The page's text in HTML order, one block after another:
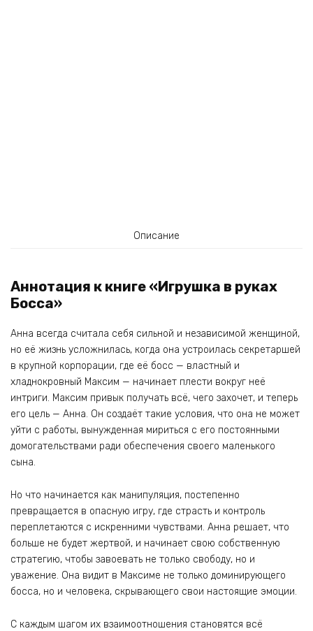
Описание
Аннотация к книге «Игрушка в руках
Босса»
Анна всегда считала себя сильной и независимой женщиной,
но её жизнь усложнилась, когда она устроилась секретаршей
в крупной корпорации, где её босс — властный и
хладнокровный Максим — начинает плести вокруг неё
интриги. Максим привык получать всё, чего захочет, и теперь
его цель — Анна. Он создаёт такие условия, что она не может
уйти с работы, вынужденная мириться с его постоянными
домогательствами ради обеспечения своего маленького
сына.
Но что начинается как манипуляция, постепенно
превращается в опасную игру, где страсть и контроль
переплетаются с искренними чувствами. Анна решает, что
больше не будет жертвой, и начинает свою собственную
стратегию, чтобы завоевать не только свободу, но и
уважение. Она видит в Максиме не только доминирующего
босса, но и человека, скрывающего свои настоящие эмоции.
С каждым шагом их взаимоотношения становятся всё